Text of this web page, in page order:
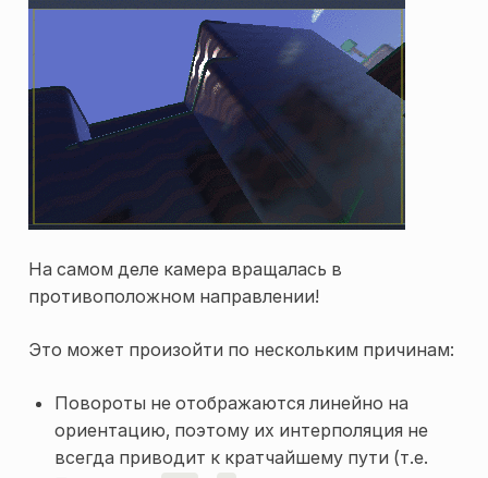
На самом деле камера вращалась в
противоположном направлении!
Это может произойти по нескольким причинам:
Повороты не отображаются линейно на
ориентацию, поэтому их интерполяция не
всегда приводит к кратчайшему пути (т.е.